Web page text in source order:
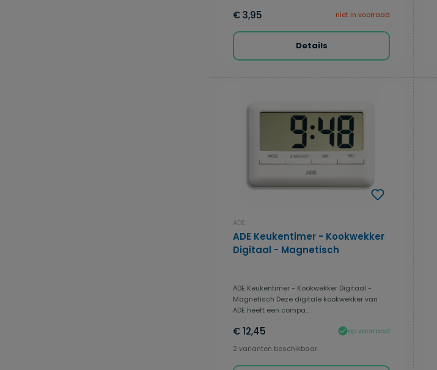
€ 3,95 niet in voorraad
Details
ADE
ADE Keukentimer - Kookwekker
Digitaal - Magnetisch
ADE Keukentimer - Kookwekker Digitaal -
Magnetisch Deze digitale kookwekker van
ADE heeft een compa...
€ 12,45
op voorraad
2 varianten beschikbaar